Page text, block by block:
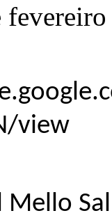
view
Mello